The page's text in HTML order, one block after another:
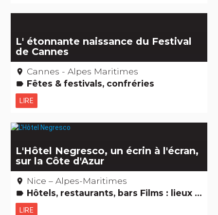
L' étonnante naissance du Festival
de Cannes
place Cannes - Alpes Maritimes
label Fêtes & festivals, confréries
LIRE
L'Hôtel Negresco, un écrin à l'écran,
sur la Côte d'Azur
place Nice – Alpes-Maritimes
label Hôtels, restaurants, bars Films : lieux de tournage Edifices remarquables
LIRE